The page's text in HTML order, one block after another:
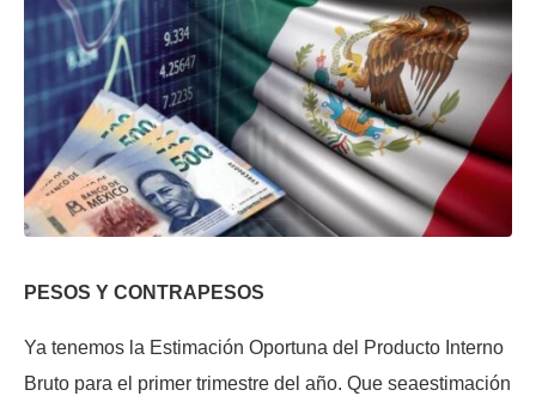
PESOS Y CONTRAPESOS
Ya tenemos la Estimación Oportuna del Producto Interno
Bruto para el primer trimestre del año. Que seaestimación